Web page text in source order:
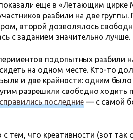
еще в «Летающим цирке
разбили на две
второй дозволялось
с заданием значительно лучше.
подопытных разбили
на одном месте. Кто-то
и две крайности: одним
разрешили свободно ходить
последние — с самой
тем, что креативности (вот так